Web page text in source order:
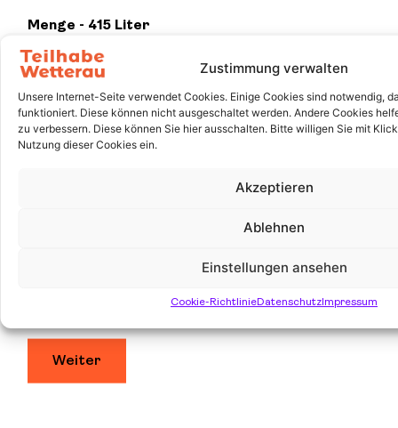
Zustimmung verwalten
Unsere Internet-Seite verwendet Cookies. Einige Cookies sind notwendig,
funktioniert. Diese können nicht ausgeschaltet werden. Andere Cookies
zu verbessern. Diese können Sie hier ausschalten. Bitte willigen Sie mit
Nutzung dieser Cookies ein.
Akzeptieren
Ablehnen
Einstellungen ansehen
Cookie-RichtlinieDatenschutz Impressum
Menge - 415 Liter
650 Liter
Weiter